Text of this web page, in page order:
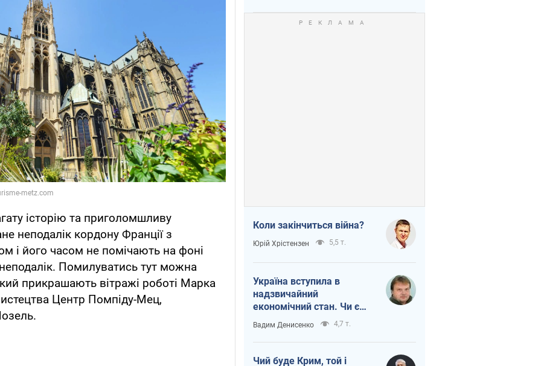
історію та приголомшливу
неподалік кордону Франції з
і його часом не помічають на фоні
Помилуватись тут можна
прикрашають вітражі роботі Марка
Центр Помпіду-Мец,
Коли закінчиться війна?
Юрій Хрістензен 5,5 т.
Україна вступила в
надзвичайний
економічний стан. Чи є
світло вкінці тунелю?
Вадим Денисенко 4,7 т.
Чий буде Крим, той і